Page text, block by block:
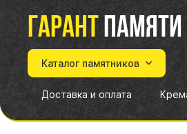
Гарантпамяти
Каталог памятников
Доставка и оплата